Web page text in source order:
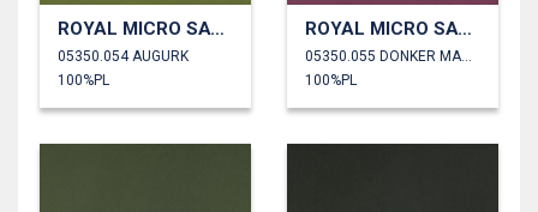
ROYAL MICRO SATIJN
05350.054 AUGURK
100%PL
ROYAL MICRO SATIJN
05350.055 DONKER MAUVE
100%PL